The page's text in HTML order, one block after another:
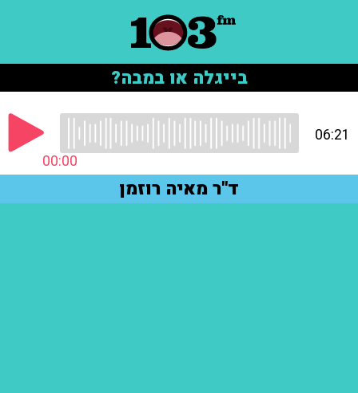
בייגלה או במבה?
00:00
06:21
ד"ר מאיה רוזמן